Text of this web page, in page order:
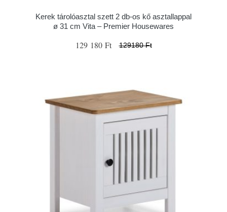
Kerek tárolóasztal szett 2 db-os kő asztallappal
ø 31 cm Vita – Premier Housewares
129 180 Ft 129180 Ft